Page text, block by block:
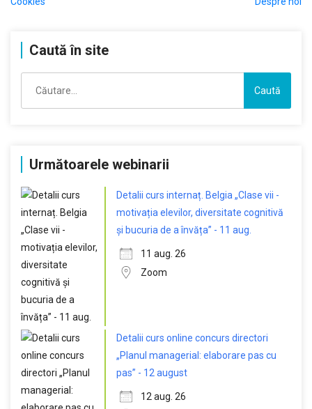
Navigare
articole
Caută în site
după:
Următoarele webinarii
Detalii curs internaț. Belgia „Clase vii -
motivația elevilor, diversitate cognitivă
și bucuria de a învăța” - 11 aug.
11 aug. 26
Zoom
Detalii curs online concurs directori
„Planul managerial: elaborare pas cu
pas” - 12 august
12 aug. 26